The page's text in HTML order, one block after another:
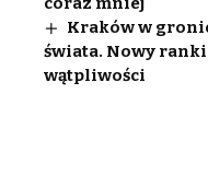
Kraków w
świata. Nowy
wątpliwości